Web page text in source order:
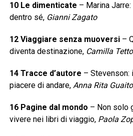
10 Le dimenticate – Marina
dentro sé, Gianni Zagato
12 Viaggiare senza muoversi–
diventa destinazione, Camilla
14 Tracce d’autore – Stevenson:
piacere di andare, Anna Rita
16 Pagine dal mondo – Non solo
vivere nei libri di viaggio, Paola